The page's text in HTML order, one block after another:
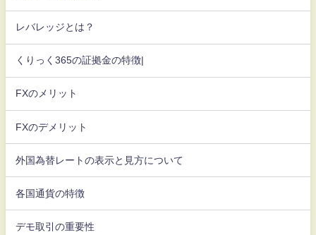
レバレッジとは？
くりっく365の証拠金の特徴|
FXのメリット
FXのデメリット
外国為替レートの表示と見方について
各国通貨の特徴
デモ取引の重要性